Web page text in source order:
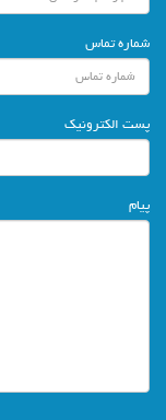
شماره تماس
پست الکترونیک
پیام